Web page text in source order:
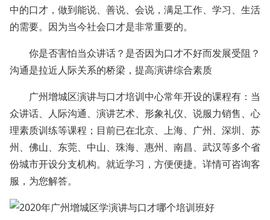
中的口才，做到能说、善说、会说，满足工作、学习、生活
的需要。因为当今社会口才是非常重要的。
你是否害怕当众讲话？是否因为口才不好而发展受阻？
沟通是拉近人际关系的桥梁，提高演讲综合素质
广州增城区演讲与口才培训中心常年开设的课程有：当
众讲话、人际沟通、演讲艺术、形象礼仪、说服力销售、心
理素质训练等课程；目前已在北京、上海、广州、深圳、苏
州、佛山、东莞、中山、珠海、惠州、南昌、武汉等多个省
份城市开设分支机构。就近学习，方便便捷。详情可咨询客
服，为您解答。